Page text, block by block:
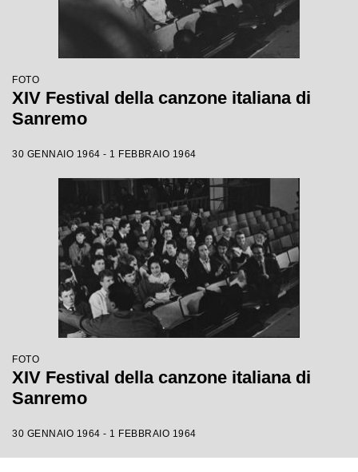
FOTO
XIV Festival della canzone italiana di
Sanremo
30 GENNAIO 1964 - 1 FEBBRAIO 1964
FOTO
XIV Festival della canzone italiana di
Sanremo
30 GENNAIO 1964 - 1 FEBBRAIO 1964